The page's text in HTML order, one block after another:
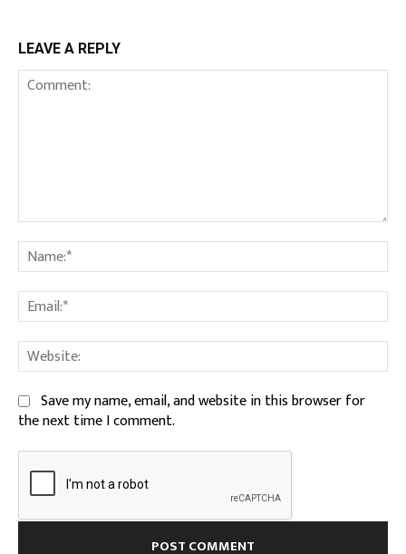
LEAVE A REPLY
Save my name, email, and website in this browser for
the next time I comment.